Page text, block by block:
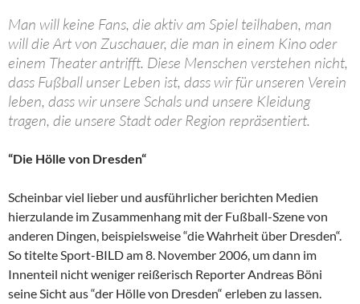
Man will keine Fans, die aktiv am Spiel teilhaben, man
will die Art von Zuschauer, die man in einem Kino oder
einem Theater antrifft. Diese Menschen verstehen nicht,
dass Fußball unser Leben ist, dass wir für unseren Verein
leben, dass wir unsere Schals und unsere Kleidung
tragen, die unsere Stadt oder Region repräsentiert.
“Die Hölle von Dresden“
Scheinbar viel lieber und ausführlicher berichten Medien
hierzulande im Zusammenhang mit der Fußball-Szene von
anderen Dingen, beispielsweise “die Wahrheit über Dresden“.
So titelte Sport-BILD am 8. November 2006, um dann im
Innenteil nicht weniger reißerisch Reporter Andreas Böni
seine Sicht aus “der Hölle von Dresden“ erleben zu lassen.